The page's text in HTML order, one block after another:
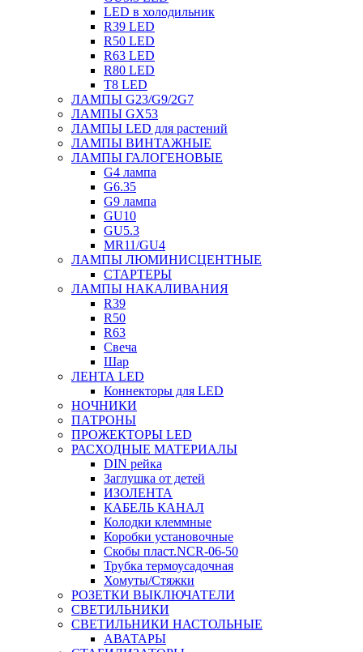
LED в холодильник
R39 LED
R50 LED
R63 LED
R80 LED
T8 LED
ЛАМПЫ G23/G9/2G7
ЛАМПЫ GX53
ЛАМПЫ LED для растений
ЛАМПЫ ВИНТАЖНЫЕ
ЛАМПЫ ГАЛОГЕНОВЫЕ
G4 лампа
G6.35
G9 лампа
GU10
GU5.3
MR11/GU4
ЛАМПЫ ЛЮМИНИСЦЕНТНЫЕ
СТАРТЕРЫ
ЛАМПЫ НАКАЛИВАНИЯ
R39
R50
R63
Свеча
Шар
ЛЕНТА LED
Коннекторы для LED
НОЧНИКИ
ПАТРОНЫ
ПРОЖЕКТОРЫ LED
РАСХОДНЫЕ МАТЕРИАЛЫ
DIN рейка
Заглушка от детей
ИЗОЛЕНТА
КАБЕЛЬ КАНАЛ
Колодки клеммные
Коробки установочные
Скобы пласт.NCR-06-50
Трубка термоусадочная
Хомуты/Стяжки
РОЗЕТКИ ВЫКЛЮЧАТЕЛИ
СВЕТИЛЬНИКИ
СВЕТИЛЬНИКИ НАСТОЛЬНЫЕ
АВАТАРЫ